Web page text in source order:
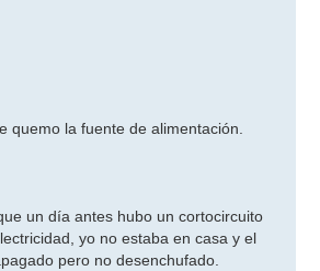
quemo la fuente de alimentación.
un día antes hubo un cortocircuito
yo no estaba en casa y el
pero no desenchufado.